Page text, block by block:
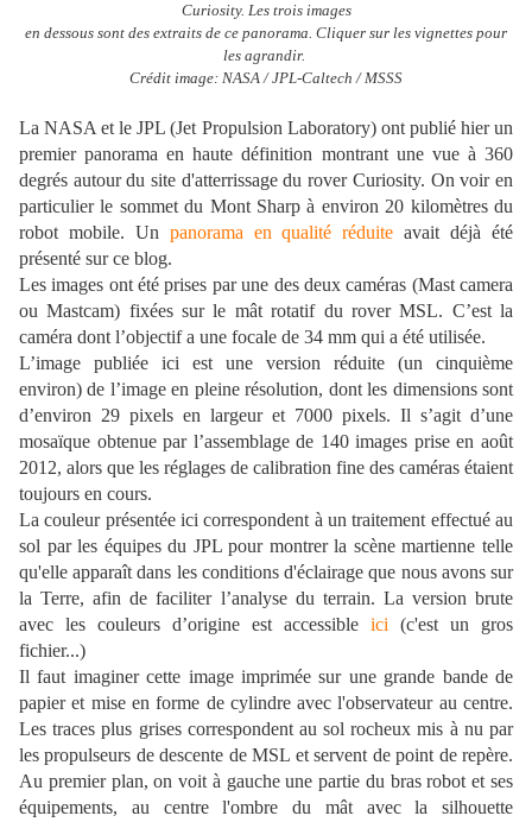
Curiosity. Les trois images
en dessous sont des extraits de ce panorama. Cliquer sur les vignettes pour
les agrandir.
Crédit image: NASA / JPL-Caltech / MSSS
La NASA et le JPL (Jet Propulsion Laboratory) ont publié hier un
premier panorama en haute définition montrant une vue à 360
degrés autour du site d'atterrissage du rover Curiosity. On voir en
particulier le sommet du Mont Sharp à environ 20 kilomètres du
robot mobile. Un panorama en qualité réduite avait déjà été
présenté sur ce blog.
Les images ont été prises par une des deux caméras (Mast camera
ou Mastcam) fixées sur le mât rotatif du rover MSL. C’est la
caméra dont l’objectif a une focale de 34 mm qui a été utilisée.
L’image publiée ici est une version réduite (un cinquième
environ) de l’image en pleine résolution, dont les dimensions sont
d’environ 29 pixels en largeur et 7000 pixels. Il s’agit d’une
mosaïque obtenue par l’assemblage de 140 images prise en août
2012, alors que les réglages de calibration fine des caméras étaient
toujours en cours.
La couleur présentée ici correspondent à un traitement effectué au
sol par les équipes du JPL pour montrer la scène martienne telle
qu'elle apparaît dans les conditions d'éclairage que nous avons sur
la Terre, afin de faciliter l’analyse du terrain. La version brute
avec les couleurs d’origine est accessible ici (c'est un gros
fichier...)
Il faut imaginer cette image imprimée sur une grande bande de
papier et mise en forme de cylindre avec l'observateur au centre.
Les traces plus grises correspondent au sol rocheux mis à nu par
les propulseurs de descente de MSL et servent de point de repère.
Au premier plan, on voit à gauche une partie du bras robot et ses
équipements, au centre l'ombre du mât avec la silhouette